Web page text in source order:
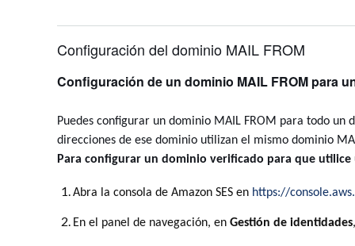
Configuración del dominio MAIL FROM
Configuración de un dominio MAIL FROM para
Puedes configurar un dominio MAIL FROM para todo un
direcciones de ese dominio utilizan el mismo dominio
Para configurar un dominio verificado para que utilice
Abra la consola de Amazon SES en https://
En el panel de navegación, en Gestión de identidades